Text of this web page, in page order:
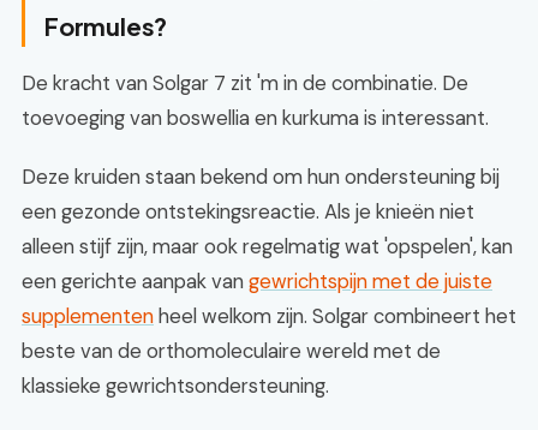
Formules?
De kracht van Solgar 7 zit 'm in de combinatie. De
toevoeging van boswellia en kurkuma is interessant.
Deze kruiden staan bekend om hun ondersteuning bij
een gezonde ontstekingsreactie. Als je knieën niet
alleen stijf zijn, maar ook regelmatig wat 'opspelen', kan
een gerichte aanpak vangewrichtspijn met de juiste
supplementenheel welkom zijn. Solgar combineert het
beste van de orthomoleculaire wereld met de
klassieke gewrichtsondersteuning.